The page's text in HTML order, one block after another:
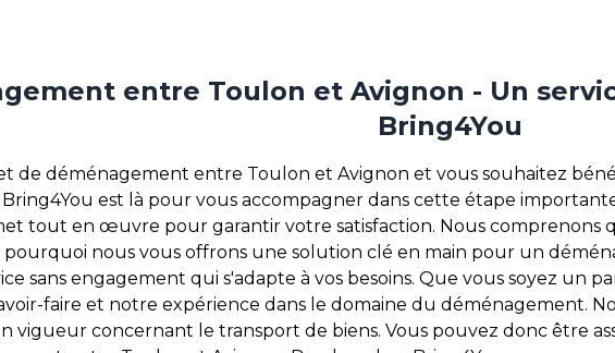
entre Toulon et Avignon - Un
Bring4You
de déménagement entre Toulon et Avignon et vous souhaitez
est là pour vous accompagner dans cette étape
tout en œuvre pour garantir votre satisfaction. Nous comprenons
nous vous offrons une solution clé en main pour un
sans engagement qui s'adapte à vos besoins. Que vous soyez un
faire et notre expérience dans le domaine du déménagement.
vigueur concernant le transport de biens. Vous pouvez donc être